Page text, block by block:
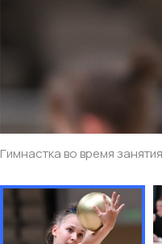
Гимнастка во время